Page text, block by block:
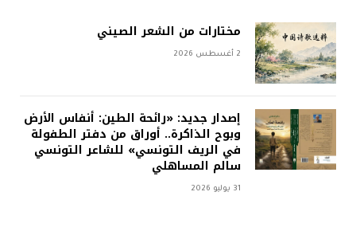
مختارات من الشعر الصيني
2 أغسطس 2026
إصدار جديد: «رائحة الطين: أنفاس الأرض
وبوح الذاكرة.. أوراق من دفتر الطفولة
في الريف التونسي» للشاعر التونسي
سالم المساهلي
31 يوليو 2026